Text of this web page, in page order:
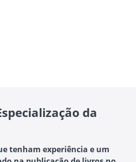
da
tenham experiência e um